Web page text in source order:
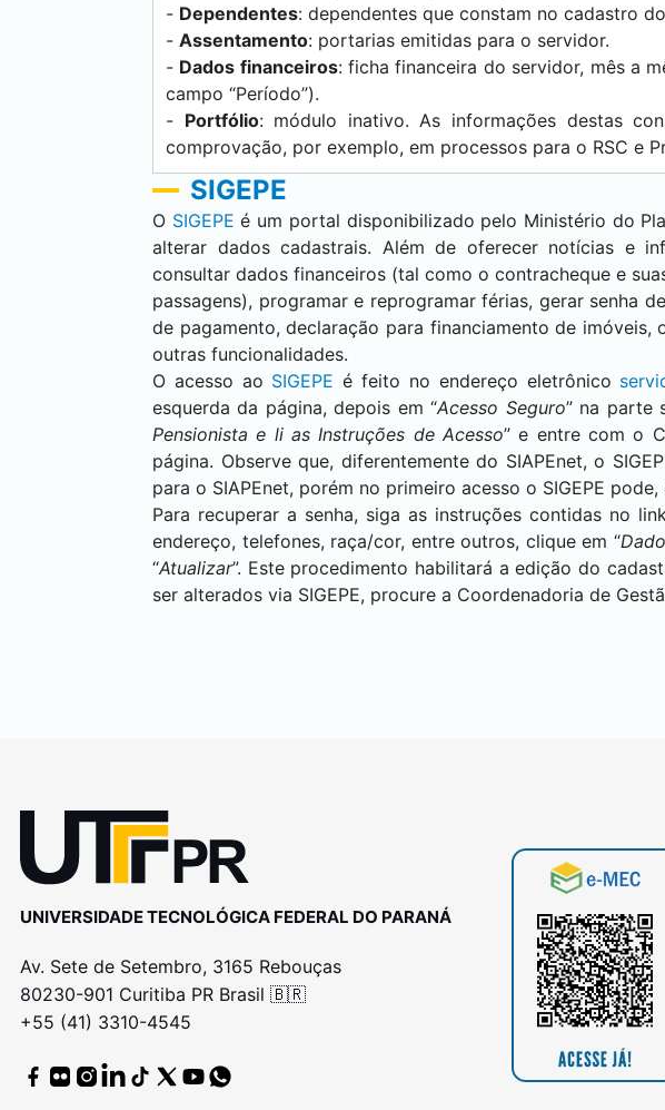
- Dependentes: dependentes que constam no cadastro
- Assentamento: portarias emitidas para o servidor.
- Dados financeiros: ficha financeira do servidor, mês a
campo “Período”).
- Portfólio: módulo inativo. As informações destas
comprovação, por exemplo, em processos para o RSC e
SIGEPE
O SIGEPEé um portal disponibilizado pelo Ministério do
alterar dados cadastrais. Além de oferecer notícias e
consultar dados financeiros (tal como o contracheque e
passagens), programar e reprogramar férias, gerar senha
de pagamento, declaração para financiamento de imóveis,
outras funcionalidades.
O acesso ao SIGEPEé feito no endereço eletrônico
esquerda da página, depois em “Acesso Seguro” na parte
Pensionista e li as Instruções de Acesso” e entre com o
página. Observe que, diferentemente do SIAPEnet, o
para o SIAPEnet, porém no primeiro acesso o SIGEPE
Para recuperar a senha, siga as instruções contidas no
endereço, telefones, raça/cor, entre outros, clique em “
“Atualizar”. Este procedimento habilitará a edição do
ser alterados via SIGEPE, procure a Coordenadoria de
UNIVERSIDADE TECNOLÓGICA FEDERAL DO PARANÁ
Av. Sete de Setembro, 3165 Rebouças
80230-901 Curitiba PR Brasil 🇧🇷
+55 (41) 3310-4545